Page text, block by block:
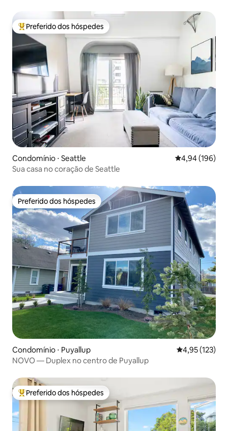
Entre os melhores preferidos dos hóspedes
Preferido dos hóspedes
Condomínio ⋅ Seattle 4,94 de uma
4,94 (196)
Sua casa no coração de Seattle
Preferido dos hóspedes
Preferido dos hóspedes
Condomínio ⋅ Puyallup 4,95 de uma
4,95 (123)
NOVO — Duplex no centro de Puyallup
Entre os melhores preferidos dos hóspedes
Preferido dos hóspedes